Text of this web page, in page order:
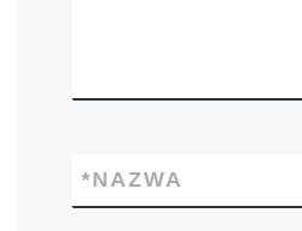
NAZWA
*